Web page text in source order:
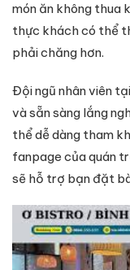
món ăn không thua
thực khách có thể
phải chăng hơn.
Đội ngũ nhân viên
và sẵn sàng lắng
thể dễ dàng tham
fanpage của quán
sẽ hỗ trợ bạn đặt